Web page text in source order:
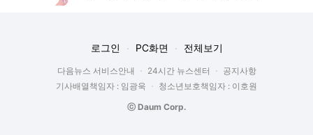
로그인 PC화면 전체보기
다음뉴스 서비스안내 24시간 뉴스센터
공지사항
기사배열책임자 : 임광욱
청소년보호책임자 : 이호원
ⓒ Daum Corp.